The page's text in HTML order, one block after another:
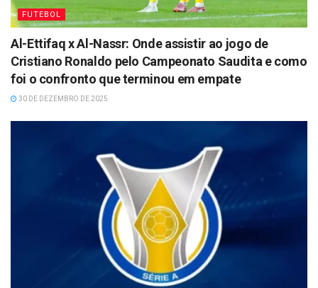
FUTEBOL
Al-Ettifaq x Al-Nassr: Onde assistir ao jogo de
Cristiano Ronaldo pelo Campeonato Saudita e como
foi o confronto que terminou em empate
30 DE DEZEMBRO DE 2025